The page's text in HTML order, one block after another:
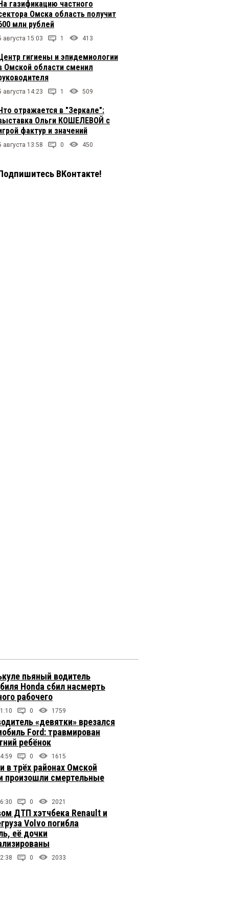
газификацию частного
Омска область получит
млн рублей
августа 15:03 1 413
гигиены и эпидемиологии
Омской области сменил
августа 14:23 1 509
отражается в "Зеркале":
Ольги КОШЕЛЕВОЙ с
фактур и значений
августа 13:58 0 450
ВКонтакте!
пьяный водитель
Honda сбил насмерть
рабочего
0 1759
«девятки» врезался
Ford: травмирован
ребёнок
0 1615
в трёх районах Омской
произошли смертельные
0 2021
ДТП хэтчбека Renault и
Volvo погибла
её дочки
0 2033